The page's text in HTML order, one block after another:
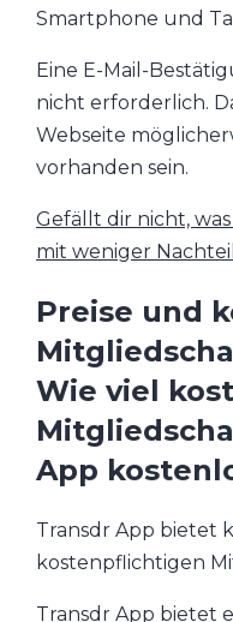
Smartphone und
Eine E-Mail-
nicht erforderlich.
Webseite
vorhanden sein.
Gefällt dir nicht,
mit weniger
Preise und
Wie viel
App
Transdr App bietet
kostenpflichtigen
Transdr App bietet